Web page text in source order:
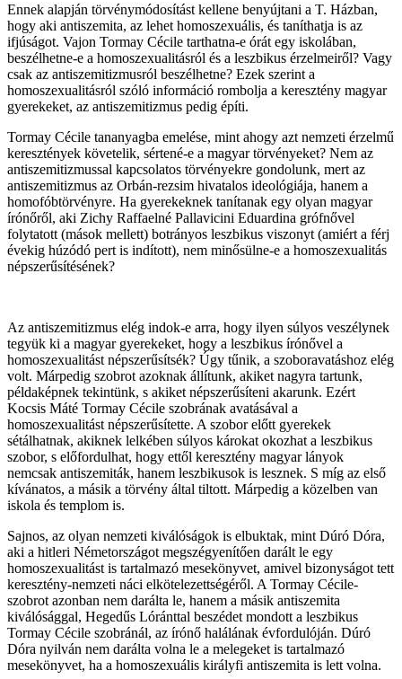
Ennek alapján törvénymódosítást kellene benyújtani a T. Házban,
hogy aki antiszemita, az lehet homoszexuális, és taníthatja is az
ifjúságot. Vajon Tormay Cécile tarthatna-e órát egy iskolában,
beszélhetne-e a homoszexualitásról és a leszbikus érzelmeiről? Vagy
csak az antiszemitizmusról beszélhetne? Ezek szerint a
homoszexualitásról szóló információ rombolja a keresztény magyar
gyerekeket, az antiszemitizmus pedig építi.
Tormay Cécile tananyagba emelése, mint ahogy azt nemzeti érzelmű
keresztények követelik, sértené-e a magyar törvényeket? Nem az
antiszemitizmussal kapcsolatos törvényekre gondolunk, mert az
antiszemitizmus az Orbán-rezsim hivatalos ideológiája, hanem a
homofóbtörvényre. Ha gyerekeknek tanítanak egy olyan magyar
írónőről, aki Zichy Raffaelné Pallavicini Eduardina grófnővel
folytatott (mások mellett) botrányos leszbikus viszonyt (amiért a férj
évekig húzódó pert is indított), nem minősülne-e a homoszexualitás
népszerűsítésének?
Az antiszemitizmus elég indok-e arra, hogy ilyen súlyos veszélynek
tegyük ki a magyar gyerekeket, hogy a leszbikus írónővel a
homoszexualitást népszerűsítsék? Úgy tűnik, a szoboravatáshoz elég
volt. Márpedig szobrot azoknak állítunk, akiket nagyra tartunk,
példaképnek tekintünk, s akiket népszerűsíteni akarunk. Ezért
Kocsis Máté Tormay Cécile szobrának avatásával a
homoszexualitást népszerűsítette. A szobor előtt gyerekek
sétálhatnak, akiknek lelkében súlyos károkat okozhat a leszbikus
szobor, s előfordulhat, hogy ettől keresztény magyar lányok
nemcsak antiszemiták, hanem leszbikusok is lesznek. S míg az első
kívánatos, a másik a törvény által tiltott. Márpedig a közelben van
iskola és templom is.
Sajnos, az olyan nemzeti kiválóságok is elbuktak, mint Dúró Dóra,
aki a hitleri Németországot megszégyenítően darált le egy
homoszexualitást is tartalmazó mesekönyvet, amivel bizonyságot tett
keresztény-nemzeti náci elkötelezettségéről. A Tormay Cécile-
szobrot azonban nem darálta le, hanem a másik antiszemita
kiválósággal, Hegedűs Lóránttal beszédet mondott a leszbikus
Tormay Cécile szobránál, az írónő halálának évfordulóján. Dúró
Dóra nyilván nem darálta volna le a melegeket is tartalmazó
mesekönyvet, ha a homoszexuális királyfi antiszemita is lett volna.